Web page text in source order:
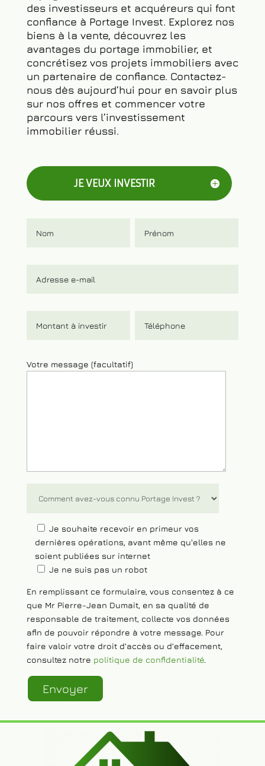
Rejoignez la communauté croissante
des investisseurs et acquéreurs qui font
confiance à Portage Invest. Explorez nos
biens à la vente, découvrez les
avantages du portage immobilier, et
concrétisez vos projets immobiliers avec
un partenaire de confiance. Contactez-
nous dès aujourd’hui pour en savoir plus
immobilier réussi.
Je souhaite recevoir en primeur vos
soient publiées sur internet
Je ne suis pas un robot
En remplissant ce formulaire, vous consentez à ce
que Mr Pierre-Jean Dumait, en sa qualité de
responsable de traitement, collecte vos données
faire valoir votre droit d’accès ou d’effacement,
consultez notre
politique de confidentialité